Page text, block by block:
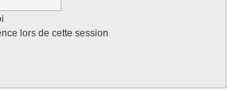
lors de cette session